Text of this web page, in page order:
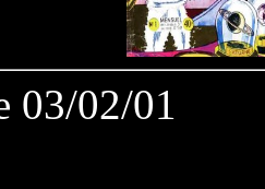
03/02/01